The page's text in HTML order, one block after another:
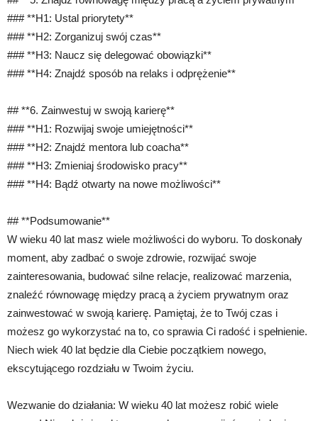
### **H1: Ustal priorytety**
### **H2: Zorganizuj swój czas**
### **H3: Naucz się delegować obowiązki**
### **H4: Znajdź sposób na relaks i odprężenie**
## **6. Zainwestuj w swoją karierę**
### **H1: Rozwijaj swoje umiejętności**
### **H2: Znajdź mentora lub coacha**
### **H3: Zmieniaj środowisko pracy**
### **H4: Bądź otwarty na nowe możliwości**
## **Podsumowanie**
W wieku 40 lat masz wiele możliwości do wyboru. To doskonały
moment, aby zadbać o swoje zdrowie, rozwijać swoje
zainteresowania, budować silne relacje, realizować marzenia,
znaleźć równowagę między pracą a życiem prywatnym oraz
zainwestować w swoją karierę. Pamiętaj, że to Twój czas i
możesz go wykorzystać na to, co sprawia Ci radość i spełnienie.
Niech wiek 40 lat będzie dla Ciebie początkiem nowego,
ekscytującego rozdziału w Twoim życiu.
Wezwanie do działania: W wieku 40 lat możesz robić wiele